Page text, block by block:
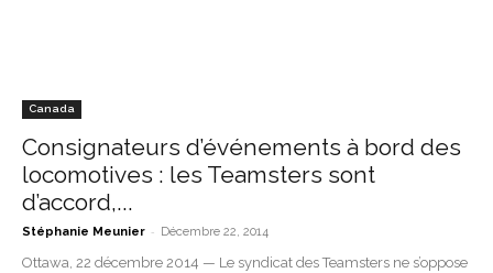
Canada
Consignateurs d’événements à bord des
locomotives : les Teamsters sont
d’accord,...
Stéphanie Meunier - Décembre 22, 2014
Ottawa, 22 décembre 2014 — Le syndicat des Teamsters ne s’oppose